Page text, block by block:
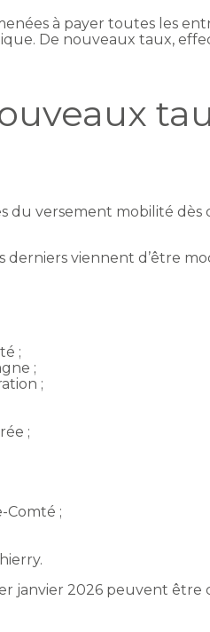
à payer toutes les
De nouveaux taux,
versement mobilité dès
derniers viennent d’être
;
;
;
;
Comté ;
janvier 2026 peuvent